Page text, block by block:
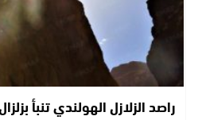
راصد الزلازل الهولندي تنبأ